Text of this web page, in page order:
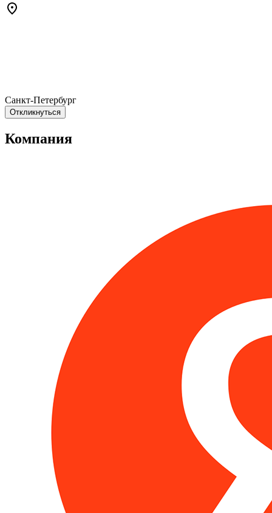
Санкт-Петербург
Откликнуться
Компания